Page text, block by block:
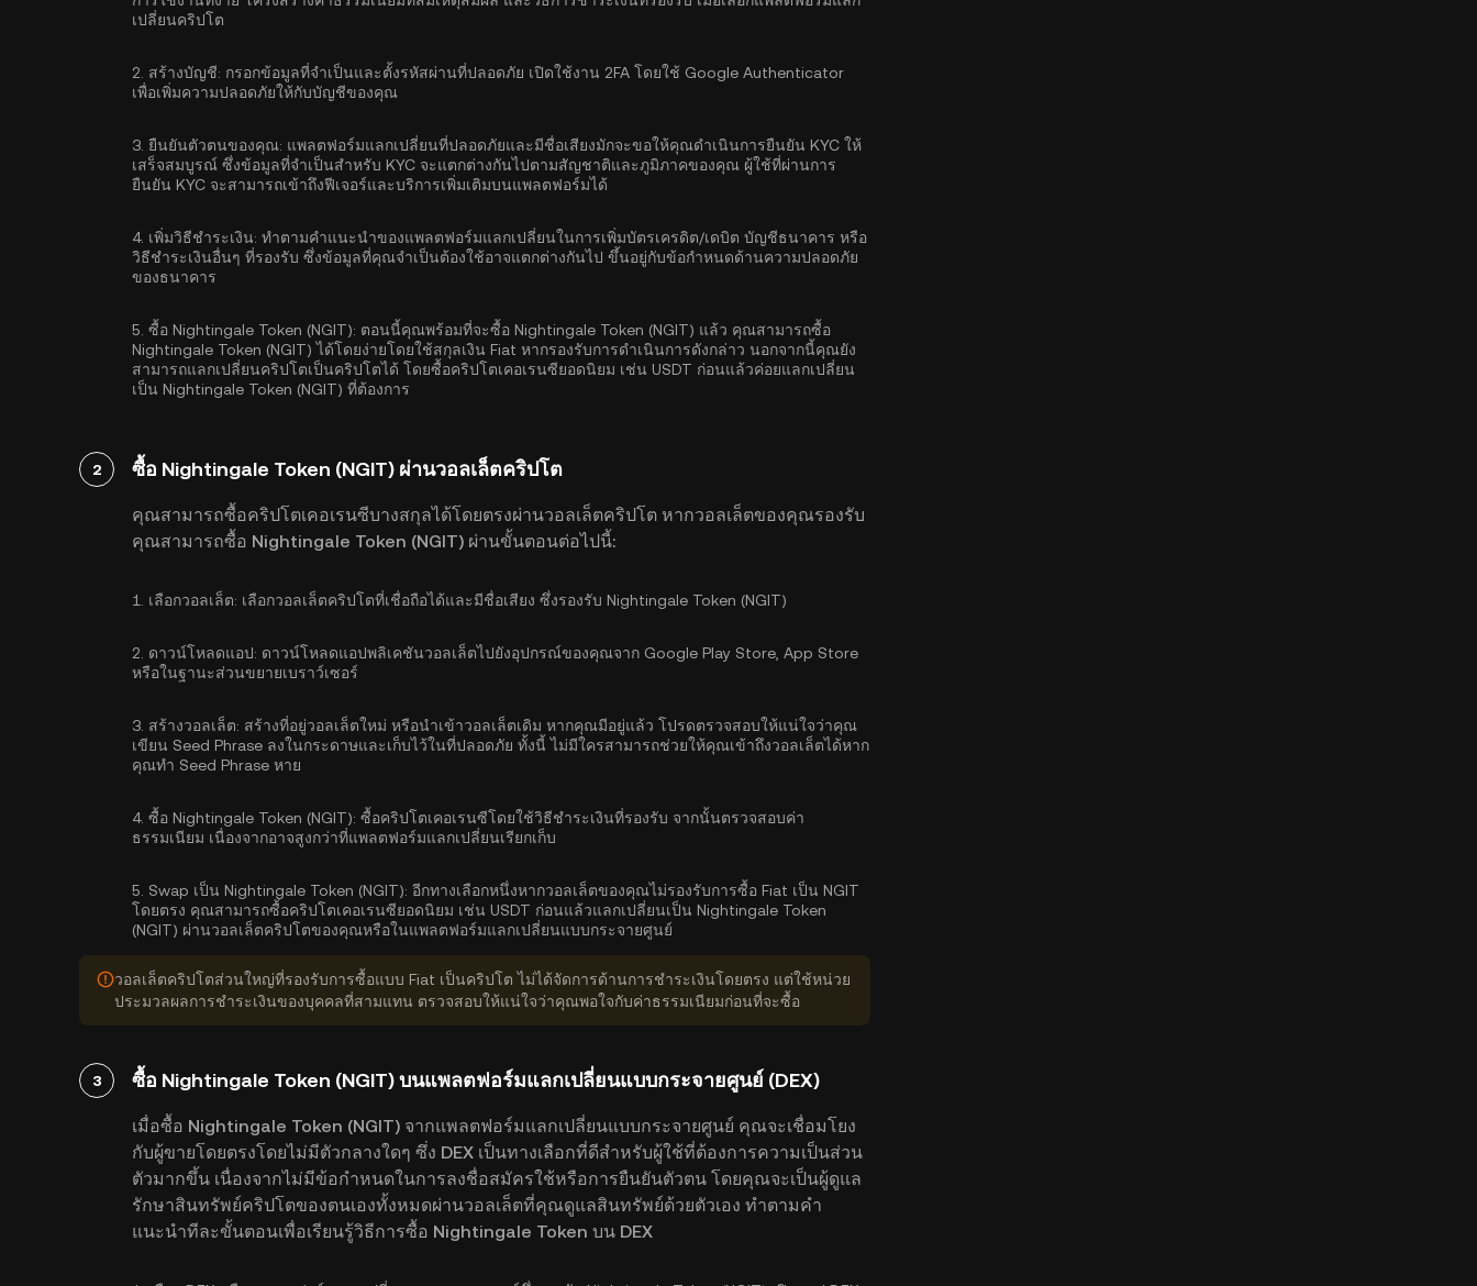
เปลี่ยนคริปโต
2. สร้างบัญชี: กรอกข้อมูลที่จำเป็นและตั้งรหัสผ่านที่ปลอดภัย เปิดใช้งาน 2FA โดยใช้ Google Authenticator
เพื่อเพิ่มความปลอดภัยให้กับบัญชีของคุณ
3. ยืนยันตัวตนของคุณ: แพลตฟอร์มแลกเปลี่ยนที่ปลอดภัยและมีชื่อเสียงมักจะขอให้คุณดำเนินการยืนยัน KYC ให้
เสร็จสมบูรณ์ ซึ่งข้อมูลที่จำเป็นสำหรับ KYC จะแตกต่างกันไปตามสัญชาติและภูมิภาคของคุณ ผู้ใช้ที่ผ่านการ
ยืนยัน KYC จะสามารถเข้าถึงฟีเจอร์และบริการเพิ่มเติมบนแพลตฟอร์มได้
4. เพิ่มวิธีชำระเงิน: ทำตามคำแนะนำของแพลตฟอร์มแลกเปลี่ยนในการเพิ่มบัตรเครดิต/เดบิต บัญชีธนาคาร หรือ
วิธีชำระเงินอื่นๆ ที่รองรับ ซึ่งข้อมูลที่คุณจำเป็นต้องใช้อาจแตกต่างกันไป ขึ้นอยู่กับข้อกำหนดด้านความปลอดภัย
ของธนาคาร
5. ซื้อ Nightingale Token (NGIT): ตอนนี้คุณพร้อมที่จะซื้อ Nightingale Token (NGIT) แล้ว คุณสามารถซื้อ
Nightingale Token (NGIT) ได้โดยง่ายโดยใช้สกุลเงิน Fiat หากรองรับการดำเนินการดังกล่าว นอกจากนี้คุณยัง
สามารถแลกเปลี่ยนคริปโตเป็นคริปโตได้ โดยซื้อคริปโตเคอเรนซียอดนิยม เช่น USDT ก่อนแล้วค่อยแลกเปลี่ยน
เป็น Nightingale Token (NGIT) ที่ต้องการ
2 ซื้อ Nightingale Token (NGIT) ผ่านวอลเล็ตคริปโต
คุณสามารถซื้อคริปโตเคอเรนซีบางสกุลได้โดยตรงผ่านวอลเล็ตคริปโต หากวอลเล็ตของคุณรองรับ
คุณสามารถซื้อ Nightingale Token (NGIT) ผ่านขั้นตอนต่อไปนี้:
1. เลือกวอลเล็ต: เลือกวอลเล็ตคริปโตที่เชื่อถือได้และมีชื่อเสียง ซึ่งรองรับ Nightingale Token (NGIT)
2. ดาวน์โหลดแอป: ดาวน์โหลดแอปพลิเคชันวอลเล็ตไปยังอุปกรณ์ของคุณจาก Google Play Store, App Store
หรือในฐานะส่วนขยายเบราว์เซอร์
3. สร้างวอลเล็ต: สร้างที่อยู่วอลเล็ตใหม่ หรือนำเข้าวอลเล็ตเดิม หากคุณมีอยู่แล้ว โปรดตรวจสอบให้แน่ใจว่าคุณ
เขียน Seed Phrase ลงในกระดาษและเก็บไว้ในที่ปลอดภัย ทั้งนี้ ไม่มีใครสามารถช่วยให้คุณเข้าถึงวอลเล็ตได้หาก
คุณทำ Seed Phrase หาย
4. ซื้อ Nightingale Token (NGIT): ซื้อคริปโตเคอเรนซีโดยใช้วิธีชำระเงินที่รองรับ จากนั้นตรวจสอบค่า
ธรรมเนียม เนื่องจากอาจสูงกว่าที่แพลตฟอร์มแลกเปลี่ยนเรียกเก็บ
5. Swap เป็น Nightingale Token (NGIT): อีกทางเลือกหนึ่งหากวอลเล็ตของคุณไม่รองรับการซื้อ Fiat เป็น NGIT
โดยตรง คุณสามารถซื้อคริปโตเคอเรนซียอดนิยม เช่น USDT ก่อนแล้วแลกเปลี่ยนเป็น Nightingale Token
(NGIT) ผ่านวอลเล็ตคริปโตของคุณหรือในแพลตฟอร์มแลกเปลี่ยนแบบกระจายศูนย์
วอลเล็ตคริปโตส่วนใหญ่ที่รองรับการซื้อแบบ Fiat เป็นคริปโต ไม่ได้จัดการด้านการชำระเงินโดยตรง แต่ใช้หน่วย
ประมวลผลการชำระเงินของบุคคลที่สามแทน ตรวจสอบให้แน่ใจว่าคุณพอใจกับค่าธรรมเนียมก่อนที่จะซื้อ
3 ซื้อ Nightingale Token (NGIT) บนแพลตฟอร์มแลกเปลี่ยนแบบกระจายศูนย์ (DEX)
เมื่อซื้อ Nightingale Token (NGIT) จากแพลตฟอร์มแลกเปลี่ยนแบบกระจายศูนย์ คุณจะเชื่อมโยง
กับผู้ขายโดยตรงโดยไม่มีตัวกลางใดๆ ซึ่ง DEX เป็นทางเลือกที่ดีสำหรับผู้ใช้ที่ต้องการความเป็นส่วน
ตัวมากขึ้น เนื่องจากไม่มีข้อกำหนดในการลงชื่อสมัครใช้หรือการยืนยันตัวตน โดยคุณจะเป็นผู้ดูแล
รักษาสินทรัพย์คริปโตของตนเองทั้งหมดผ่านวอลเล็ตที่คุณดูแลสินทรัพย์ด้วยตัวเอง ทำตามคำ
แนะนำทีละขั้นตอนเพื่อเรียนรู้วิธีการซื้อ Nightingale Token บน DEX